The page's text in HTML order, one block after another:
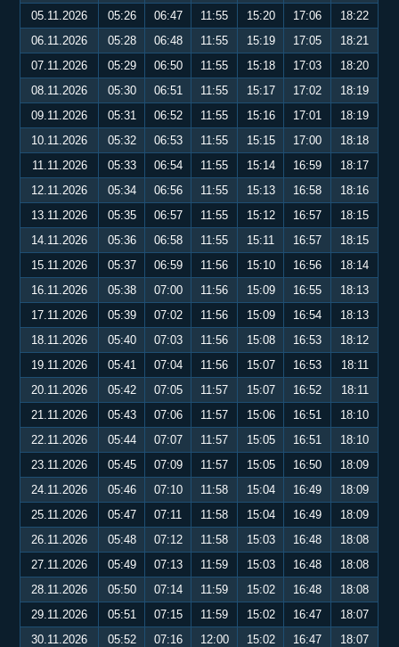
05.11.2026 05:26 06:47 11:55 15:20 17:06
18:22
06.11.2026
05:28 06:48 11:55 15:19 17:05
18:21
07.11.2026
05:29 06:50 11:55 15:18 17:03
18:20
08.11.2026
05:30 06:51 11:55 15:17 17:02
18:19
09.11.2026
05:31 06:52 11:55 15:16 17:01
18:19
10.11.2026
05:32 06:53 11:55 15:15 17:00
18:18
11.11.2026
05:33 06:54 11:55 15:14 16:59
18:17
12.11.2026
05:34 06:56 11:55 15:13 16:58
18:16
13.11.2026
05:35 06:57 11:55 15:12 16:57
18:15
14.11.2026
05:36 06:58 11:55 15:11 16:57
18:15
15.11.2026
05:37 06:59 11:56 15:10 16:56
18:14
16.11.2026
05:38 07:00 11:56 15:09 16:55
18:13
17.11.2026
05:39 07:02 11:56 15:09 16:54
18:13
18.11.2026
05:40 07:03 11:56 15:08 16:53
18:12
19.11.2026
05:41 07:04 11:56 15:07 16:53
18:11
20.11.2026
05:42 07:05 11:57 15:07 16:52
18:11
21.11.2026
05:43 07:06 11:57 15:06 16:51
18:10
22.11.2026
05:44 07:07 11:57 15:05 16:51
18:10
23.11.2026
05:45 07:09 11:57 15:05 16:50
18:09
24.11.2026
05:46 07:10 11:58 15:04 16:49
18:09
25.11.2026
05:47 07:11 11:58 15:04 16:49
18:09
26.11.2026
05:48 07:12 11:58 15:03 16:48
18:08
27.11.2026
05:49 07:13 11:59 15:03 16:48
18:08
28.11.2026
05:50 07:14 11:59 15:02 16:48
18:08
29.11.2026
05:51 07:15 11:59 15:02 16:47
18:07
30.11.2026
05:52 07:16 12:00 15:02 16:47
18:07